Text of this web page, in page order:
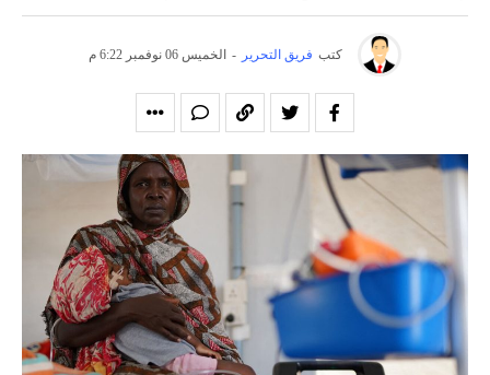
كتب فريق التحرير - الخميس 06 نوفمبر 6:22 م